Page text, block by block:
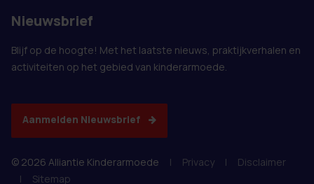
Nieuwsbrief
Blijf op de hoogte! Met het laatste nieuws, praktijkverhalen en
activiteiten op het gebied van kinderarmoede.
Aanmelden Nieuwsbrief
© 2026 Alliantie Kinderarmoede | Privacy |
Disclaimer
|
Sitemap